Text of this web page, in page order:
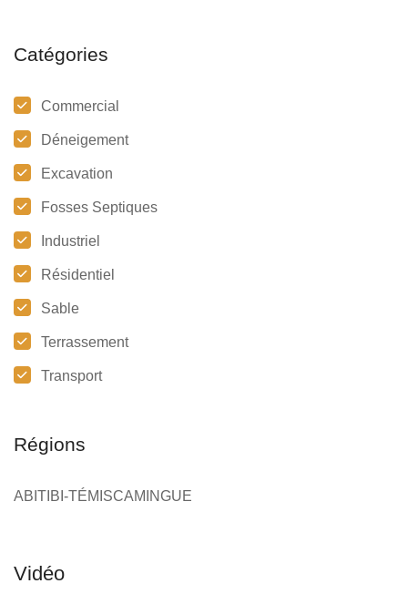
Catégories
Commercial
Déneigement
Excavation
Fosses Septiques
Industriel
Résidentiel
Sable
Terrassement
Transport
Régions
ABITIBI-TÉMISCAMINGUE